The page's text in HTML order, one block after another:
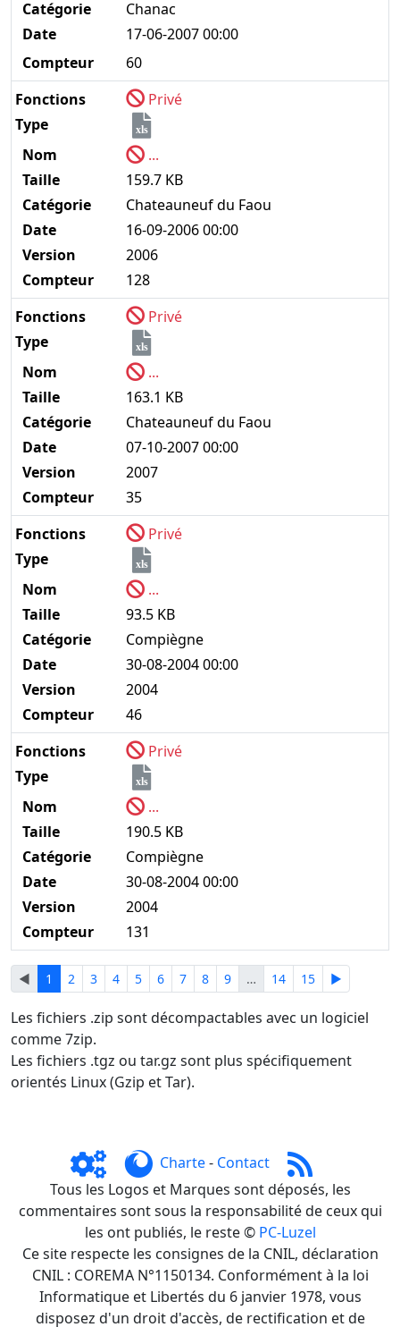
Catégorie
Chanac
Date
17-06-2007 00:00
Compteur
60
Fonctions
Privé
Type
xls
Nom
...
Taille
159.7 KB
Catégorie
Chateauneuf du Faou
Date
16-09-2006 00:00
Version
2006
Compteur
128
Fonctions
Privé
Type
xls
Nom
...
Taille
163.1 KB
Catégorie
Chateauneuf du Faou
Date
07-10-2007 00:00
Version
2007
Compteur
35
Fonctions
Privé
Type
xls
Nom
...
Taille
93.5 KB
Catégorie
Compiègne
Date
30-08-2004 00:00
Version
2004
Compteur
46
Fonctions
Privé
Type
xls
Nom
...
Taille
190.5 KB
Catégorie
Compiègne
Date
30-08-2004 00:00
Version
2004
Compteur
131
◄ 1 2 3 4 5 6 7 8 9 … 14 15 ►
Les fichiers .zip sont décompactables avec un logiciel
comme 7zip.
Les fichiers .tgz ou tar.gz sont plus spécifiquement
orientés Linux (Gzip et Tar).
Charte- Contact
Tous les Logos et Marques sont déposés, les
commentaires sont sous la responsabilité de ceux qui
les ont publiés, le reste © PC-Luzel
Ce site respecte les consignes de la CNIL, déclaration
CNIL : COREMA N°1150134. Conformément à la loi
Informatique et Libertés du 6 janvier 1978, vous
disposez d'un droit d'accès, de rectification et de